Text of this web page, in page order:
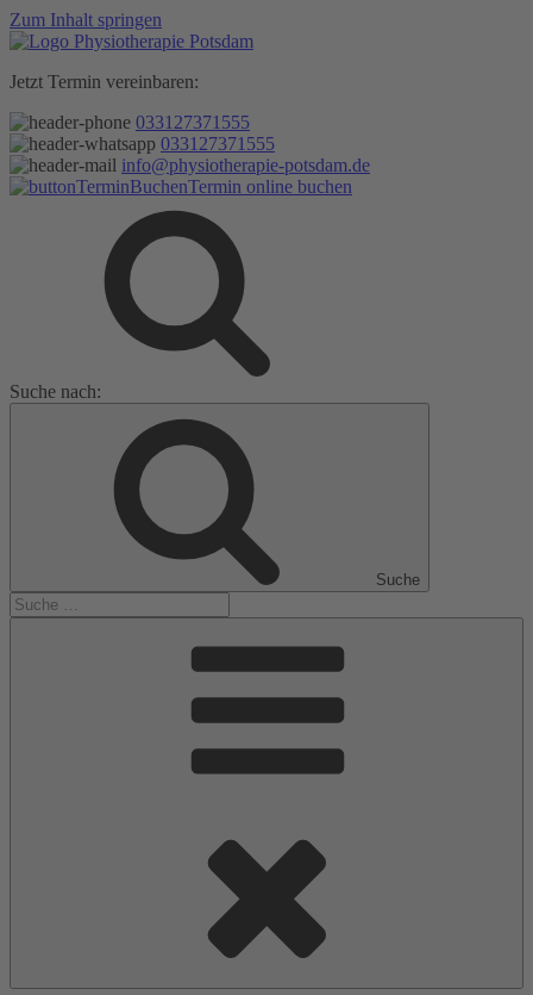
Zum Inhalt springen
Jetzt Termin vereinbaren:
033127371555
033127371555
info@physiotherapie-potsdam.de
Termin online buchen
Suche nach:
Suche